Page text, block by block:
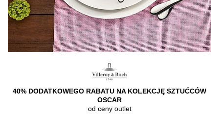
40% DODATKOWEGO RABATU NA KOLEKCJĘ SZTUĆCÓW
OSCAR
od ceny outlet